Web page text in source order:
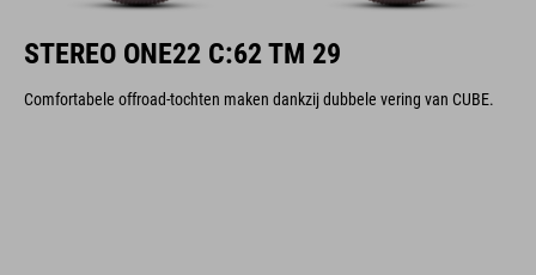
STEREO ONE22 C:62 TM 29
Comfortabele offroad-tochten maken dankzij dubbele vering van CUBE.